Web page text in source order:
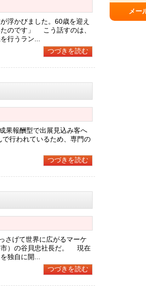
浮かびました。60歳を迎え
のです」 こう話すのは、
行うラン...
つづきを読む
果報酬型で出展見込み客へ
行われているため、専門の
つづきを読む
げて世界に広がるマーケ
市）の谷貝忠社長だ。 現在
独自に開...
つづきを読む
メー